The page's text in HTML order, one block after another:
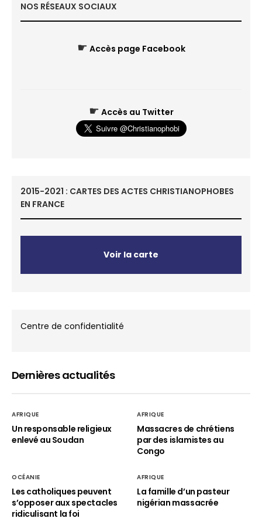
NOS RÉSEAUX SOCIAUX
☛ Accès page Facebook
☛ Accès au Twitter
2015-2021 : CARTES DES ACTES CHRISTIANOPHOBES
EN FRANCE
Voir la carte
Centre de confidentialité
Dernières actualités
AFRIQUE
Un responsable religieux
enlevé au Soudan
AFRIQUE
Massacres de chrétiens
par des islamistes au
Congo
OCÉANIE
Les catholiques peuvent
s’opposer aux spectacles
ridiculisant la foi
AFRIQUE
La famille d’un pasteur
nigérian massacrée